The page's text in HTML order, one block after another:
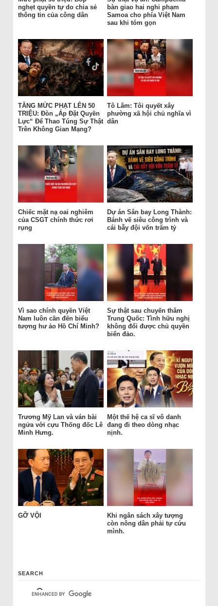
nghẹt quyền tự do chia sẻ
thông tin của công dân
bàn giao hai nghi phạm
Samoa cho phía Việt Nam
sau khi tóm gọn
TĂNG MỨC PHẠT LÊN 50
TRIỆU: Đòn „Áp Đặt Quyền
Lực“ Để Thao Túng Sự Thật
Trên Không Gian Mạng?
Tô Lâm: Tôi quyết xây
phường xã hội chủ nghĩa vì
dân
Chiếc mặt nạ oai nghiêm
của CSGT chính thức rơi
rụng
Dự án Sân bay Long Thành:
Bánh vẽ siêu công trình và
cái bẫy đội vốn trăm tỷ
Vì sao chính quyền Việt
Nam luôn cần đến biểu
tượng hư ảo Hồ Chí Minh?
Sự thật sau chuyến thăm
Trung Quốc: Tình hữu nghị
không đổi được chủ quyền
biển đảo.
Trương Mỹ Lan và ván bài
ngửa với cựu Thống đốc Lê
Minh Hưng.
Một thế hệ ca sĩ vô danh
đang đi theo dòng nhạc
nịnh.
GỠ VỘI
Khi ngân sách xây tượng
còn nông dân phải tự cứu
mình.
SEARCH